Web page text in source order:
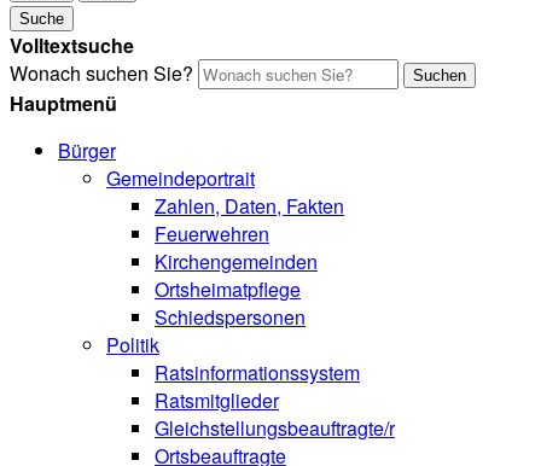
Suche
Volltextsuche
Wonach suchen Sie?
Suchen
Hauptmenü
Bürger
Gemeindeportrait
Zahlen, Daten, Fakten
Feuerwehren
Kirchengemeinden
Ortsheimatpflege
Schiedspersonen
Politik
Ratsinformationssystem
Ratsmitglieder
Gleichstellungsbeauftragte/r
Ortsbeauftragte